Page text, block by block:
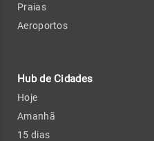
Praias
Aeroportos
Hub de Cidades
Hoje
Amanhã
15 dias